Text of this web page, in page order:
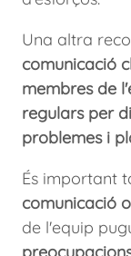
Una altra
comunicació
membres de
regulars per
problemes i
És important
comunicació
de l'equip